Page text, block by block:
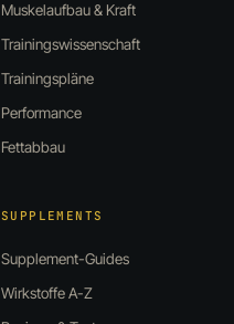
Muskelaufbau & Kraft
Trainingswissenschaft
Trainingspläne
Performance
Fettabbau
SUPPLEMENTS
Supplement-Guides
Wirkstoffe A-Z